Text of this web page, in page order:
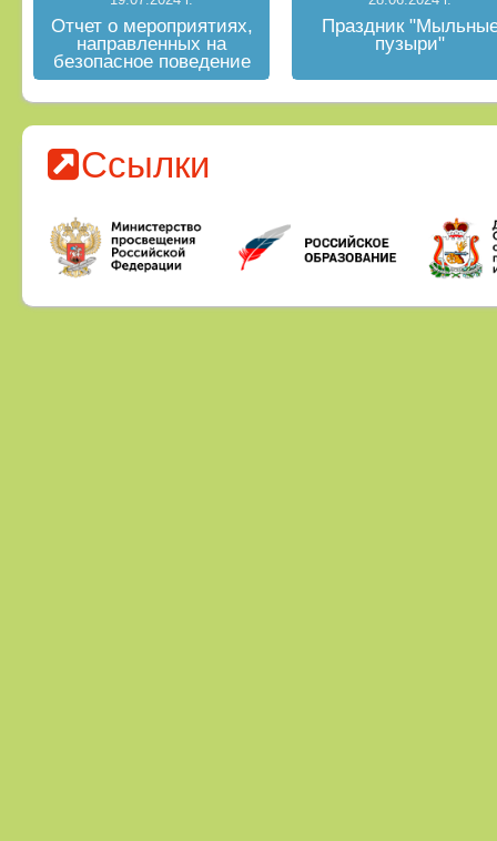
Отчет о мероприятиях,
направленных на
безопасное поведение
на водных объектах в
летний период
Праздник
пузыри"
Ссылки